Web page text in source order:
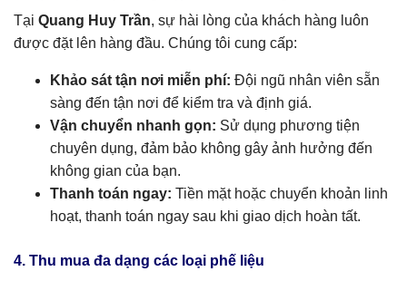
Tại Quang Huy Trần, sự hài lòng của khách hàng luôn
được đặt lên hàng đầu. Chúng tôi cung cấp:
Khảo sát tận nơi miễn phí: Đội ngũ nhân viên sẵn
sàng đến tận nơi để kiểm tra và định giá.
Vận chuyển nhanh gọn: Sử dụng phương tiện
chuyên dụng, đảm bảo không gây ảnh hưởng đến
không gian của bạn.
Thanh toán ngay: Tiền mặt hoặc chuyển khoản linh
hoạt, thanh toán ngay sau khi giao dịch hoàn tất.
4. Thu mua đa dạng các loại phế liệu